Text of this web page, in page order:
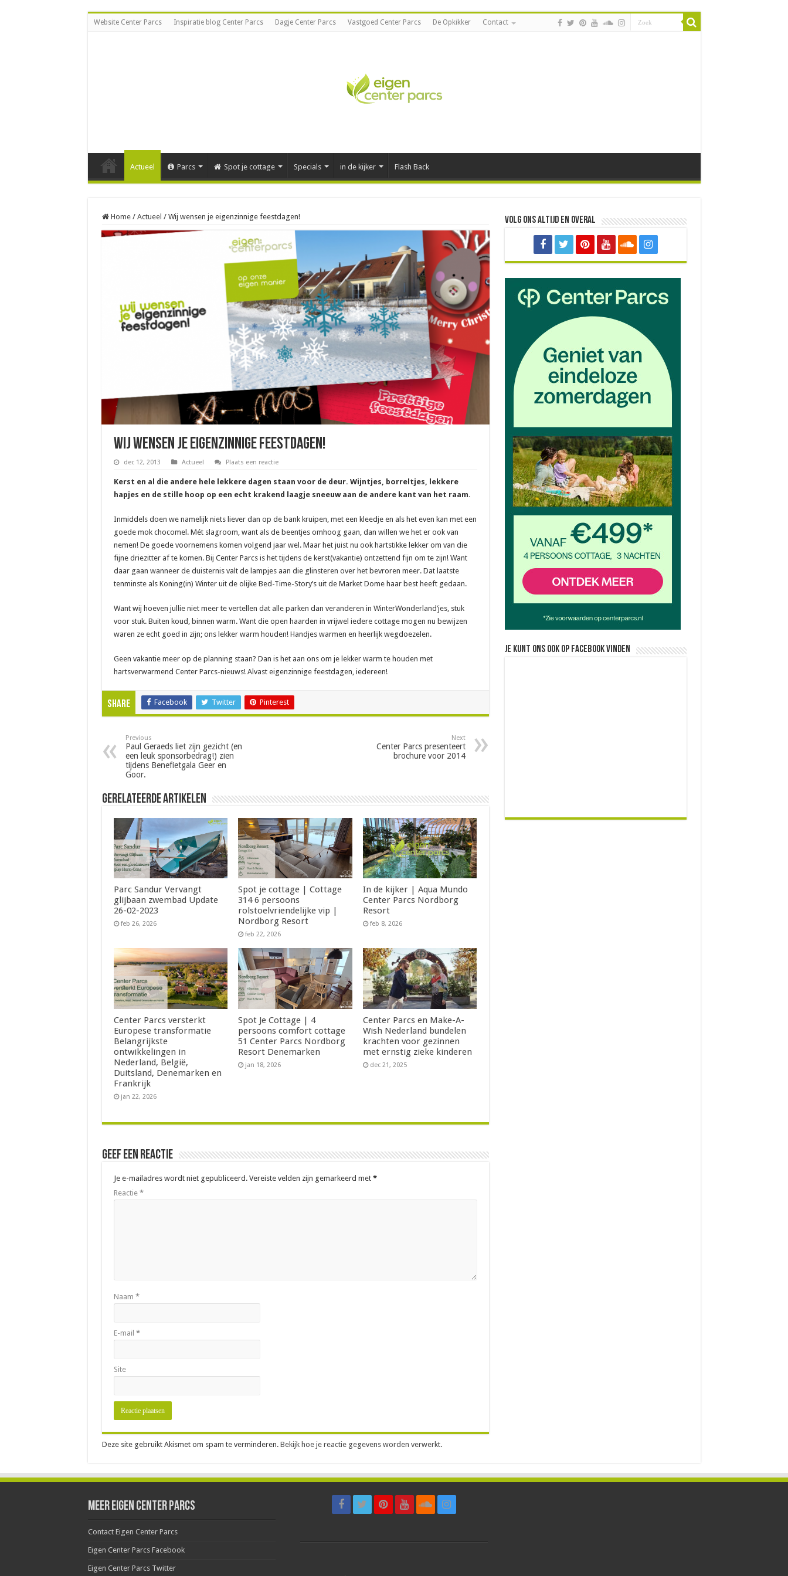
Website Center Parcs Inspiratie blog Center Parcs Dagje Center Parcs Vastgoed Center Parcs De Opkikker Contact
Actueel Parcs Spot je cottage Specials in de kijker Flash Back
Home / Actueel / Wij wensen je eigenzinnige feestdagen!
Wij wensen je eigenzinnige feestdagen!
dec 12, 2013 Actueel Plaats een reactie
Kerst en al die andere hele lekkere dagen staan voor de deur. Wijntjes, borreltjes, lekkere
hapjes en de stille hoop op een echt krakend laagje sneeuw aan de andere kant van het raam.
Inmiddels doen we namelijk niets liever dan op de bank kruipen, met een kleedje en als het even kan met een
goede mok chocomel. Mét slagroom, want als de beentjes omhoog gaan, dan willen we het er ook van
nemen! De goede voornemens komen volgend jaar wel. Maar het juist nu ook hartstikke lekker om van die
fijne driezitter af te komen. Bij Center Parcs is het tijdens de kerst(vakantie) ontzettend fijn om te zijn! Want
daar gaan wanneer de duisternis valt de lampjes aan die glinsteren over het bevroren meer. Dat laatste
tenminste als Koning(in) Winter uit de olijke Bed-Time-Story’s uit de Market Dome haar best heeft gedaan.
Want wij hoeven jullie niet meer te vertellen dat alle parken dan veranderen in WinterWonderland’jes, stuk
voor stuk. Buiten koud, binnen warm. Want die open haarden in vrijwel iedere cottage mogen nu bewijzen
waren ze echt goed in zijn; ons lekker warm houden! Handjes warmen en heerlijk wegdoezelen.
Geen vakantie meer op de planning staan? Dan is het aan ons om je lekker warm te houden met
hartsverwarmend Center Parcs-nieuws! Alvast eigenzinnige feestdagen, iedereen!
Share Facebook Twitter Pinterest
Previous
Paul Geraeds liet zijn gezicht (en
een leuk sponsorbedrag!) zien
tijdens Benefietgala Geer en
Goor.
Next
Center Parcs presenteert
brochure voor 2014
Gerelateerde Artikelen
Parc Sandur Vervangt
glijbaan zwembad Update
26-02-2023
feb 26, 2026
Spot je cottage | Cottage
314 6 persoons
rolstoelvriendelijke vip |
Nordborg Resort
feb 22, 2026
In de kijker | Aqua Mundo
Center Parcs Nordborg
Resort
feb 8, 2026
Center Parcs versterkt
Europese transformatie
Belangrijkste
ontwikkelingen in
Nederland, België,
Duitsland, Denemarken en
Frankrijk
jan 22, 2026
Spot Je Cottage | 4
persoons comfort cottage
51 Center Parcs Nordborg
Resort Denemarken
jan 18, 2026
Center Parcs en Make-A-
Wish Nederland bundelen
krachten voor gezinnen
met ernstig zieke kinderen
dec 21, 2025
Geef een reactie
Je e-mailadres wordt niet gepubliceerd. Vereiste velden zijn gemarkeerd met *
Reactie *
Naam *
E-mail *
Site
Deze site gebruikt Akismet om spam te verminderen. Bekijk hoe je reactie gegevens worden verwerkt.
Volg ons altijd en overal
Je kunt ons ook op facebook vinden
Meer Eigen Center Parcs
Contact Eigen Center Parcs
Eigen Center Parcs Facebook
Eigen Center Parcs Twitter